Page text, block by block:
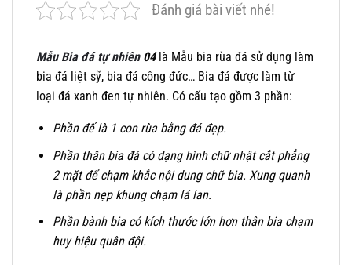
Đánh giá bài viết nhé!
Mẫu Bia đá tự nhiên04là Mẫu bia rùa đá sử dụng làm
bia đá liệt sỹ, bia đá công đức… Bia đá được làm từ
loại đá xanh đen tự nhiên. Có cấu tạo gồm 3 phần:
Phần đế là 1 con rùa bằng đá đẹp.
Phần thân bia đá có dạng hình chữ nhật cắt phẳng
2 mặt để chạm khắc nội dung chữ bia. Xung quanh
là phần nẹp khung chạm lá lan.
Phần bành bia có kích thước lớn hơn thân bia chạm
huy hiệu quân đội.